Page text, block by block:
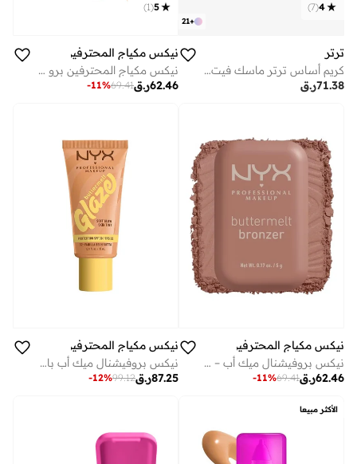
+
21
4
(
7
)
ترتر
كريم أساس ترتر ماسك فيت ريد كوشن - لاتيه 24 ان - 4.5 جرام
ر.ق71.38
5
(
1
)
نيكس مكياج المحترفين
نيكس مكياج المحترفين برو فيكس ستيك، خافي العيوب المصحح - دارك بيتش
ر.ق62.46
69.41
-11%
نيكس مكياج المحترفين
نيكس بروفيشنال ميك أب – بودرة برونزر بترميلت – درجة 03: ديزرف بتا
ر.ق62.46
69.41
-11%
نيكس مكياج المحترفين
نيكس بروفيشنال ميك أب باترملت غليز سكين تينت بإشراقة ناعمة مع عامل حماية من الشمس 30، كريم أساس، ثبات 12 ساعة، فانيلا بين بوتا
ر.ق87.25
99.12
-12%
الأكثر مبيعا